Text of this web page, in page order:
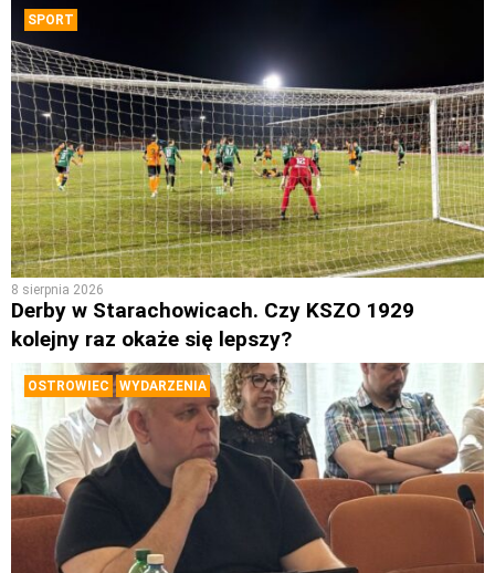
SPORT
8 sierpnia 2026
Derby w Starachowicach. Czy KSZO 1929
kolejny raz okaże się lepszy?
OSTROWIEC WYDARZENIA